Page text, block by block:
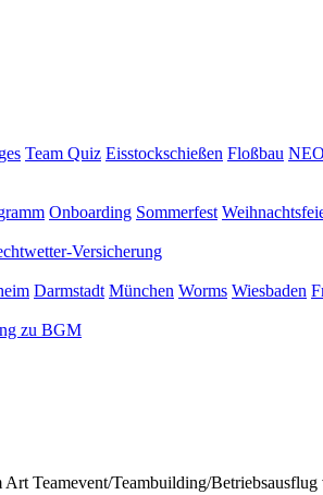
Team Quiz Eisstockschießen Floßbau
Onboarding Sommerfest
Versicherung
Darmstadt München Worms Wiesbaden
zu BGM